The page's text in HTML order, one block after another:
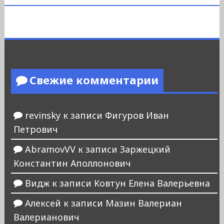
Свежие комментарии
revinskyк записи Фигуров Иван
Петрович
AbramovVVк записи Заржецкий
Константин Аполлонович
Виджк записи Ковтун Елена Валерьевна
Алексей к записи Мазин Валериан
Валерианович